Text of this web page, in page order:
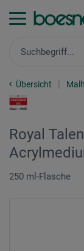
Übersicht
Royal
250 ml-Flasche